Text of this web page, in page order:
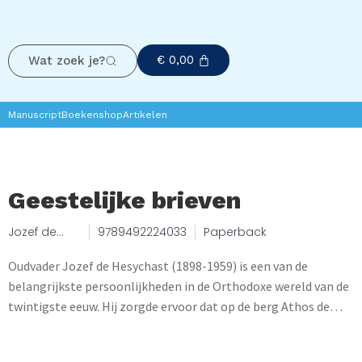
Wat zoek je? € 0,00
ManuscriptBoekenshopArtikelen
Geestelijke brieven
Jozef de
9789492224033 Paperback
Oudvader Jozef de Hesychast (1898-1959) is een van de
belangrijkste persoonlijkheden in de Orthodoxe wereld van de
twintigste eeuw. Hij zorgde ervoor dat op de berg Athos de